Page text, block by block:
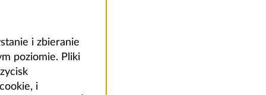
i zbieranie
poziomie. Pliki
i